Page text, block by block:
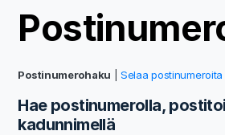
Postinumerohaku |Selaa
Hae postinumerolla,
kadunnimellä